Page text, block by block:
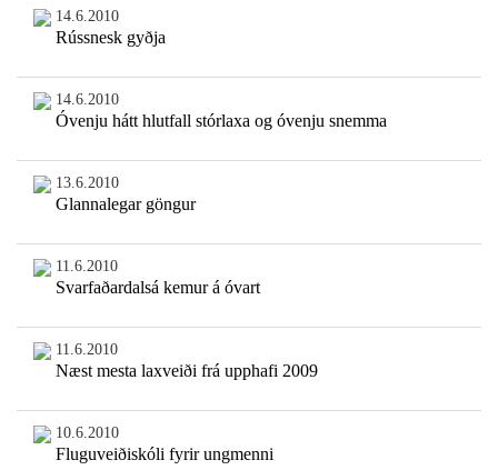
14.6.2010
Rússnesk gyðja
14.6.2010
Óvenju hátt hlutfall stórlaxa og óvenju snemma
13.6.2010
Glannalegar göngur
11.6.2010
Svarfaðardalsá kemur á óvart
11.6.2010
Næst mesta laxveiði frá upphafi 2009
10.6.2010
Fluguveiðiskóli fyrir ungmenni